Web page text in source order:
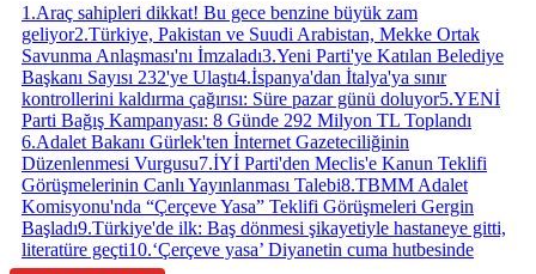
1 .Araç sahipleri dikkat! Bu gece benzine büyük zam
geliyor2.Türkiye, Pakistan ve Suudi Arabistan, Mekke Ortak
Savunma Anlaşması'nı İmzaladı3.Yeni Parti'ye Katılan Belediye
Başkanı Sayısı 232'ye Ulaştı4.İspanya'dan İtalya'ya sınır
kontrollerini kaldırma çağırısı: Süre pazar günü doluyor5.YENİ
Parti Bağış Kampanyası: 8 Günde 292 Milyon TL Toplandı
6.Adalet Bakanı Gürlek'ten İnternet Gazeteciliğinin
Düzenlenmesi Vurgusu7.İYİ Parti'den Meclis'e Kanun Teklifi
Görüşmelerinin Canlı Yayınlanması Talebi8.TBMM Adalet
Komisyonu'nda “Çerçeve Yasa” Teklifi Görüşmeleri Gergin
Başladı9.Türkiye'de ilk: Baş dönmesi şikayetiyle hastaneye gitti,
literatüre geçti10.‘Çerçeve yasa’ Diyanetin cuma hutbesinde